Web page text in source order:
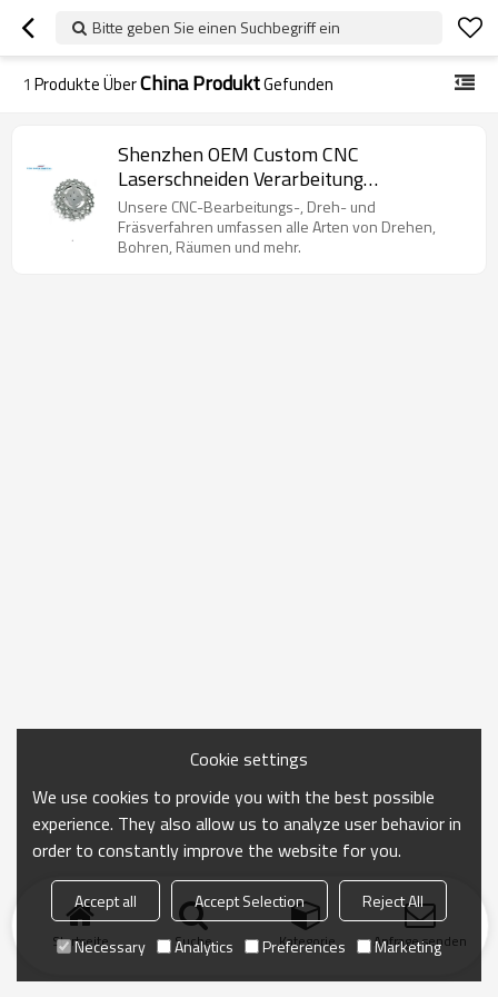
Bitte geben Sie einen Suchbegriff ein
1 Produkte ÜberChina ProduktGefunden
Shenzhen OEM Custom CNC
Laserschneiden Verarbeitung
AL5052.6061 / Stahl / SPCC / Messing
Metallteile
Unsere CNC-Bearbeitungs-, Dreh- und
Fräsverfahren umfassen alle Arten von Drehen,
Bohren, Räumen und mehr.
Startseite Suche Kategorie Anfrage senden
Cookie settings
We use cookies to provide you with the best possible
experience. They also allow us to analyze user behavior in
order to constantly improve the website for you.
Accept all Accept Selection
Reject All
Necessary
Analytics Preferences Marketing